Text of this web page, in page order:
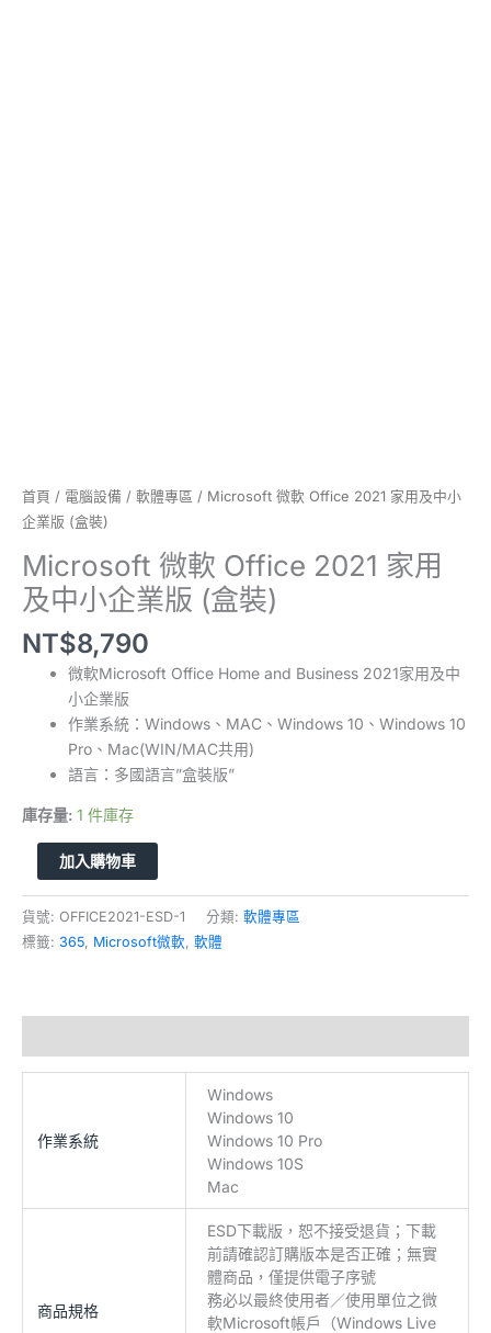
首頁 / 電腦設備 / 軟體專區 / Microsoft 微軟 Office 2021 家用及中小
企業版 (盒裝)
Microsoft 微軟 Office 2021 家用
及中小企業版 (盒裝)
NT$8,790
微軟Microsoft Office Home and Business 2021家用及中
小企業版
作業系統：Windows、MAC、Windows 10、Windows 10
Pro、Mac(WIN/MAC共用)
語言：多國語言”盒裝版”
庫存量: 1 件庫存
加入購物車
貨號: OFFICE2021-ESD-1 分類: 軟體專區
標籤: 365 Microsoft微軟 軟體
作業系統
Windows
Windows 10
Windows 10 Pro
Windows 10S
Mac
商品規格
ESD下載版，恕不接受退貨；下載
前請確認訂購版本是否正確；無實
體商品，僅提供電子序號
務必以最終使用者／使用單位之微
軟Microsoft帳戶（Windows Live